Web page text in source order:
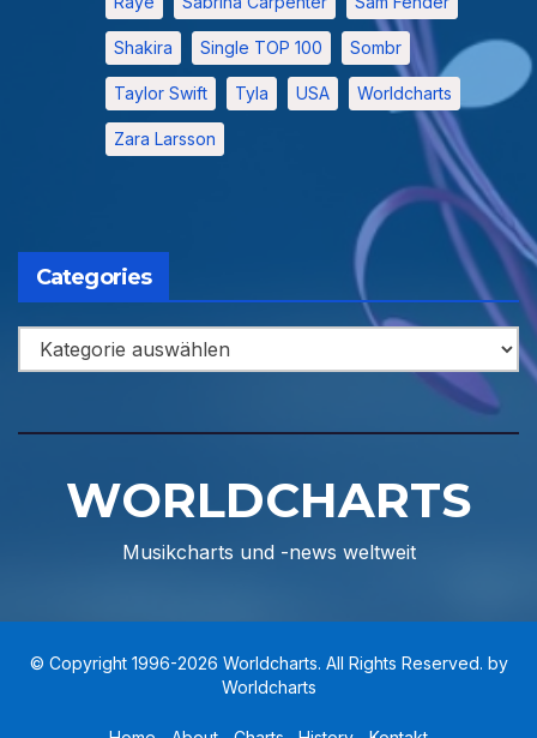
Shakira Single TOP 100 Sombr
Taylor Swift Tyla USA Worldcharts
Zara Larsson
Categories
Categories
WORLDCHARTS
Musikcharts und -news weltweit
© Copyright 1996-2026 Worldcharts. All Rights Reserved. by
Worldcharts